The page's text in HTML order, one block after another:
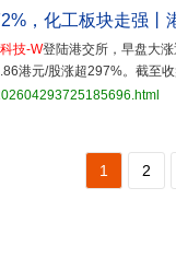
，化工板块走强丨
技-W登陆港交所，早盘
港元/股涨超297%。截至
1 2